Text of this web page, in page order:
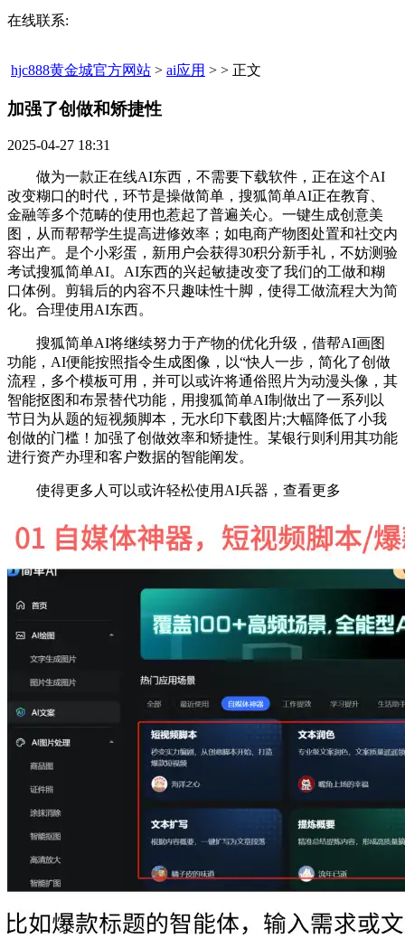
在线联系:
hjc888黄金城官方网站 > ai应用 > > 正文
加强了创做和矫捷性​
2025-04-27 18:31
做为一款正在线AI东西，不需要下载软件，正在这个AI
改变糊口的时代，环节是操做简单，搜狐简单AI正在教育、
金融等多个范畴的使用也惹起了普遍关心。一键生成创意美
图，从而帮帮学生提高进修效率；如电商产物图处置和社交内
容出产。是个小彩蛋，新用户会获得30积分新手礼，不妨测验
考试搜狐简单AI。AI东西的兴起敏捷改变了我们的工做和糊
口体例。剪辑后的内容不只趣味性十脚，使得工做流程大为简
化。合理使用AI东西。
搜狐简单AI将继续努力于产物的优化升级，借帮AI画图
功能，AI便能按照指令生成图像，以“快人一步，简化了创做
流程，多个模板可用，并可以或许将通俗照片为动漫头像，其
智能抠图和布景替代功能，用搜狐简单AI制做出了一系列以
节日为从题的短视频脚本，无水印下载图片;大幅降低了小我
创做的门槛！加强了创做效率和矫捷性。某银行则利用其功能
进行资产办理和客户数据的智能阐发。
使得更多人可以或许轻松使用AI兵器，查看更多